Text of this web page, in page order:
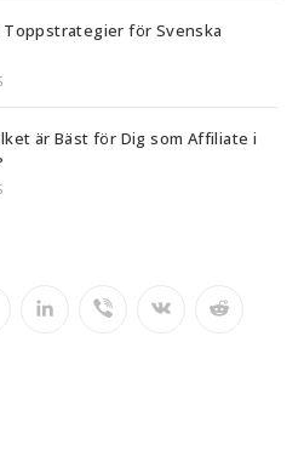
Toppstrategier för Svenska
är Bäst för Dig som Affiliate i